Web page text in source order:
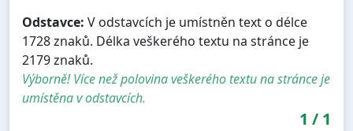
Odstavce: V odstavcích je umístněn text o délce
1728 znaků. Délka veškerého textu na stránce je
2179 znaků.
Výborně! Více než polovina veškerého textu na stránce je
umístěna v odstavcích.
1 / 1